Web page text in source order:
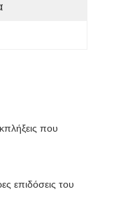
που
επιδόσεις του